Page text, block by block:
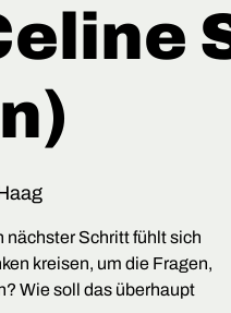
nächster Schritt fühlt sich
kreisen, um die Fragen,
Wie soll das überhaupt